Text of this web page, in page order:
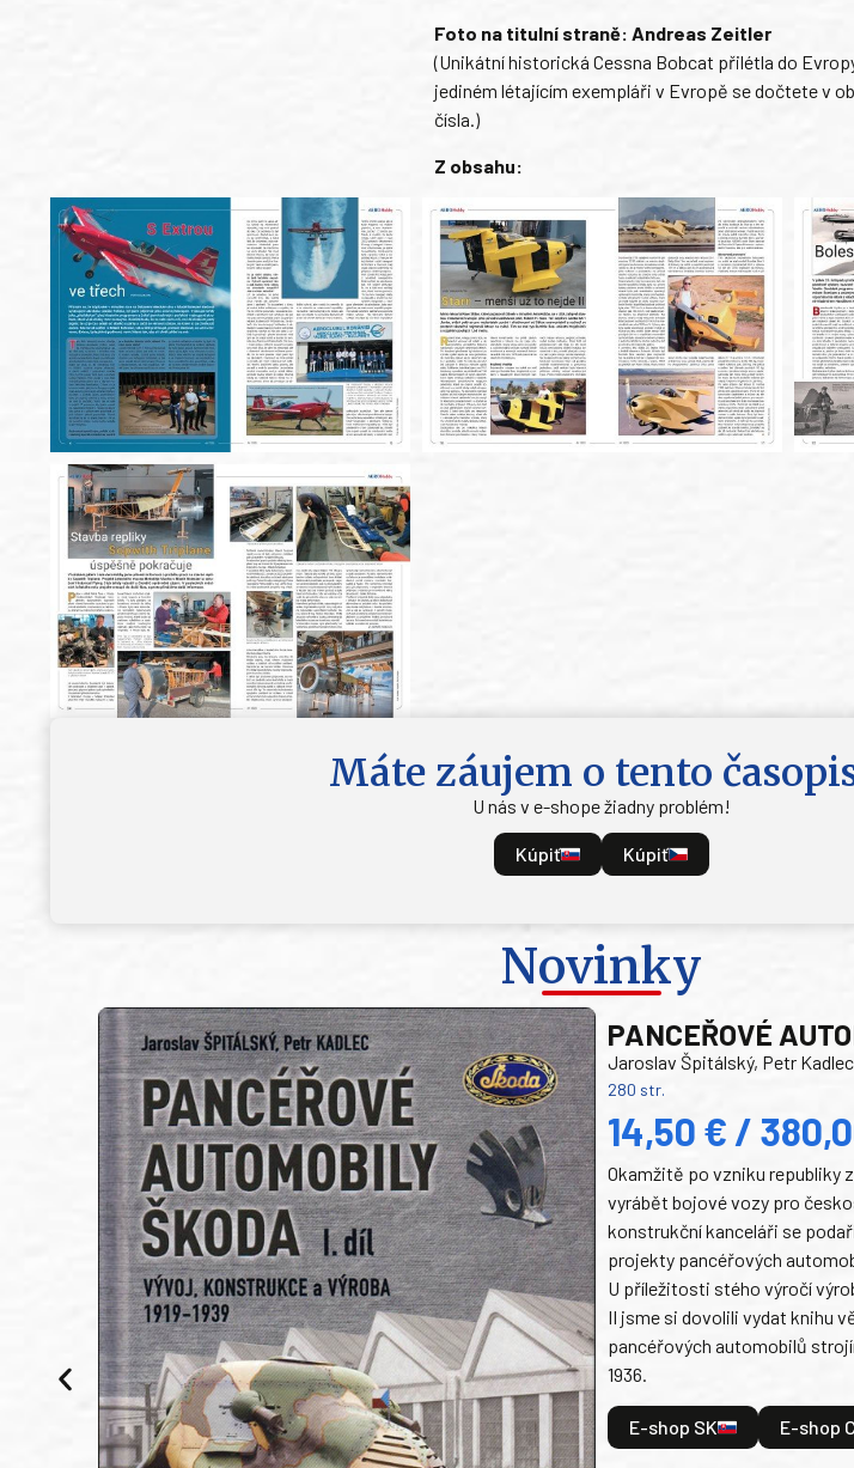
Foto na titulní straně: Andreas Zeitler
(Unikátní historická Cessna Bobcat přilétla do
jediném létajícím exempláři v Evropě se dočtete v
čísla.)
Z obsahu:
Máte záujem o tento
U nás v e-shope žiadny problém!
Kúpiť Kúpiť
Novinky
PANCEŘOVÉ
Jaroslav Špitálský, Petr Kadlec
280 str.
14,50 € /
Okamžitě po vzniku republiky
vyrábět bojové vozy pro
konstrukční kanceláři se
projekty pancéřových
U příležitosti stého výročí
II jsme si dovolili vydat knihu
pancéřových automobilů
1936.
E-shop SK E-shop